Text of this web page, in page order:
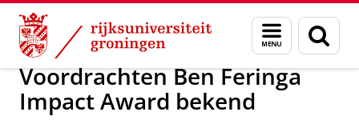
Skip
Content
Skip
Navigation
Menu
en
zoeken
Over ons Actueel Nieuws Nieuwsberichten
Voordrachten Ben Feringa
Impact Award bekend